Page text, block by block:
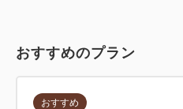
おすすめのプラン
おすすめ